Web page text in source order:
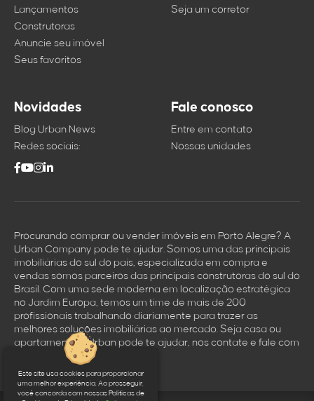
Lançamentos
Construtoras
Anuncie seu imóvel
Seus favoritos
Seja um corretor
Novidades
Blog Urban News
Redes sociais:
Fale conosco
Entre em contato
Nossas unidades
Procurando comprar ou vender imóveis em Porto Alegre? A
Urban Company pode te ajudar. Somos uma das principais
imobiliárias do sul do país, especializada em compra e
vendas somos parceiros das principais construtoras do sul do
Brasil. Com uma sede moderna em localização estratégica
no Jardim Europa, temos um time de mais de 200
profissionais trabalhando diariamente para trazer as
melhores soluçōes imobiliárias ao mercado. Seja casa ou
apartamento a Urban pode te ajudar, nos contate e fale com
um dos nossos corretores.
Este site usa cookies para proporcionar
uma melhor experiência. Ao prosseguir,
você concorda com nossas Políticas de